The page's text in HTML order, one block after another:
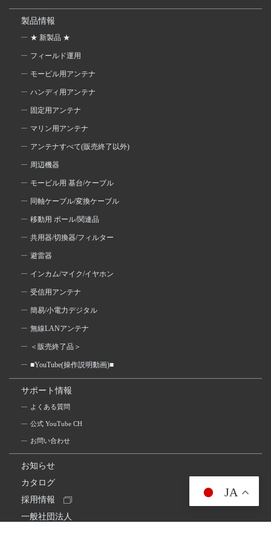
製品情報
★ 新製品 ★
フィールド運用
モービル用アンテナ
ハンディ用アンテナ
固定用アンテナ
マリン用アンテナ
アンテナすべて(販売終了以外)
周辺機器
モービル用 基台/ケーブル
同軸ケーブル/変換ケーブル
移動用 ポール/関連品
共用器/切換器/フィルター
避雷器
インカム/マイク/イヤホン
受信用アンテナ
簡易/小電力デジタル
無線LANアンテナ
＜販売終了品＞
■YouTube(操作説明動画)■
サポート情報
よくある質問
公式 YouTube CH
お問い合わせ
お知らせ
カタログ
採用情報
一般社団法人
JA